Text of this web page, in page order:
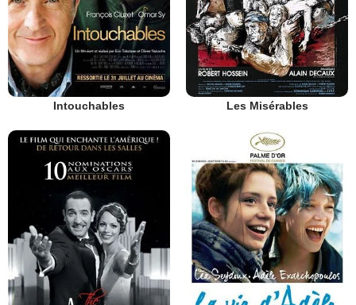
Intouchables Les Misérables